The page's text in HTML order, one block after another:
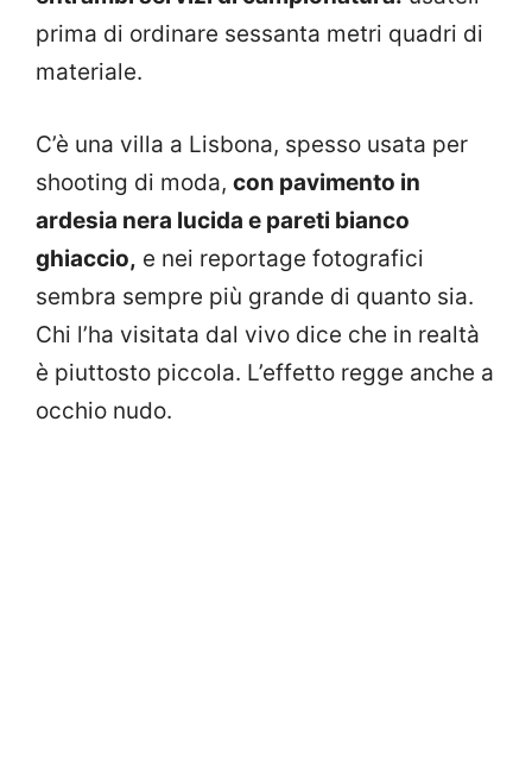
prima di ordinare sessanta metri quadri di
materiale.
C’è una villa a Lisbona, spesso usata per
shooting di moda, con pavimento in
ardesia nera lucida e pareti bianco
ghiaccio, e nei reportage fotografici
sembra sempre più grande di quanto sia.
Chi l’ha visitata dal vivo dice che in realtà
è piuttosto piccola. L’effetto regge anche a
occhio nudo.